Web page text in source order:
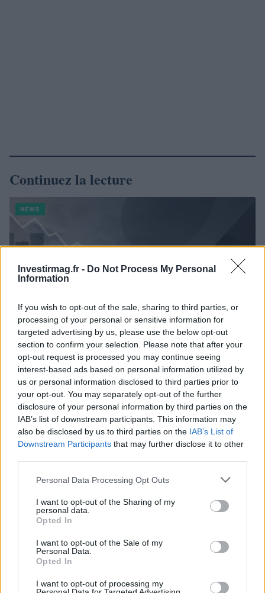
Investirmag.fr - Do Not Process My Personal
Information
If you wish to opt-out of the sale, sharing to third parties, or
processing of your personal or sensitive information for
targeted advertising by us, please use the below opt-out
section to confirm your selection. Please note that after your
opt-out request is processed you may continue seeing
interest-based ads based on personal information utilized by
us or personal information disclosed to third parties prior to
your opt-out. You may separately opt-out of the further
disclosure of your personal information by third parties on the
IAB’s list of downstream participants. This information may
also be disclosed by us to third parties on the IAB’s List of
Downstream Participants that may further disclose it to other
Please note that this website/app uses one or more Google
not limited to your visit or usage behaviour. You may click to
grant or deny consent to Google and its third-party tags to
use your data for below specified purposes in below Google
consent section.
Personal Data Processing Opt Outs
I want to opt-out of the Sharing of my
personal data.
Opted In
I want to opt-out of the Sale of my
Personal Data.
Opted In
I want to opt-out of processing my
Continuez la lecture
NEWS
Brent chute de 8,3 % : le pétrole en net repli malgré un or
résilient
Juliette Bernard · 6 Août 2026
Bourses européennes : l’impact des négociations sur le détroit